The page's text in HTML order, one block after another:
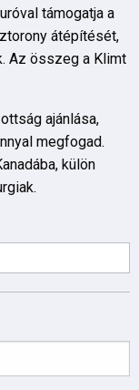
támogatja a
átépítését,
Az összeg a Klimt
ajánlása,
megfogad.
külön